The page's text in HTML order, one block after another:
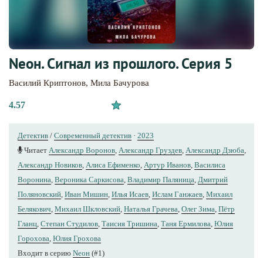
Nеон. Сигнал из прошлого. Серия 5
Василий Криптонов, Мила Бачурова
4.57
Детектив / Современный детектив · 2023
Читает Александр Воронов Александр Груздев Александр Дзюба
Александр Новиков Алиса Ефименко Артур Иванов Василиса
Воронина Вероника Саркисова Владимир Паляница Дмитрий
Поляновский Иван Мишин Илья Исаев Ислам Ганжаев Михаил
Белякович Михаил Шкловский Наталья Грачева Олег Зима Пётр
Гланц Степан Студилов Таисия Тришина Таня Ермилова Юлия
Горохова Юлия Грохова
Входит в серию Nеон (#1)